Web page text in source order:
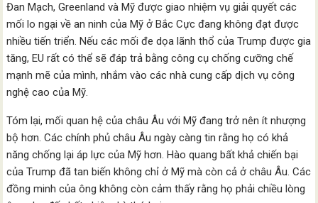
Đan Mạch, Greenland và Mỹ được giao nhiệm vụ giải quyết các
mối lo ngại về an ninh của Mỹ ở Bắc Cực đang không đạt được
nhiều tiến triển. Nếu các mối đe dọa lãnh thổ của Trump được gia
tăng, EU rất có thể sẽ đáp trả bằng công cụ chống cưỡng chế
mạnh mẽ của mình, nhắm vào các nhà cung cấp dịch vụ công
nghệ cao của Mỹ.
Tóm lại, mối quan hệ của châu Âu với Mỹ đang trở nên ít nhượng
bộ hơn. Các chính phủ châu Âu ngày càng tin rằng họ có khả
năng chống lại áp lực của Mỹ hơn. Hào quang bất khả chiến bại
của Trump đã tan biến không chỉ ở Mỹ mà còn cả ở châu Âu. Các
đồng minh của ông không còn cảm thấy rằng họ phải chiều lòng